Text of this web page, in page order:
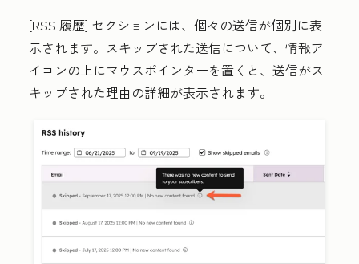
[RSS 履歴] セクションには、個々の送信が個別に表
示されます。スキップされた送信について、情報ア
イコンの上にマウスポインターを置くと、送信がス
キップされた理由の詳細が表示されます。